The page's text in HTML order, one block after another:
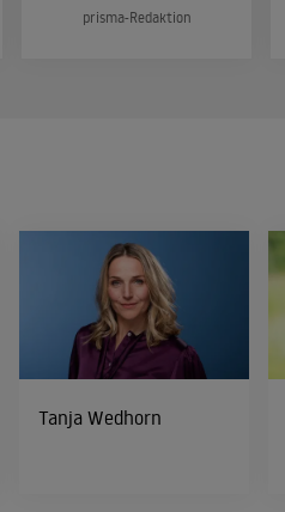
prisma-Redaktion
Tanja Wedhorn